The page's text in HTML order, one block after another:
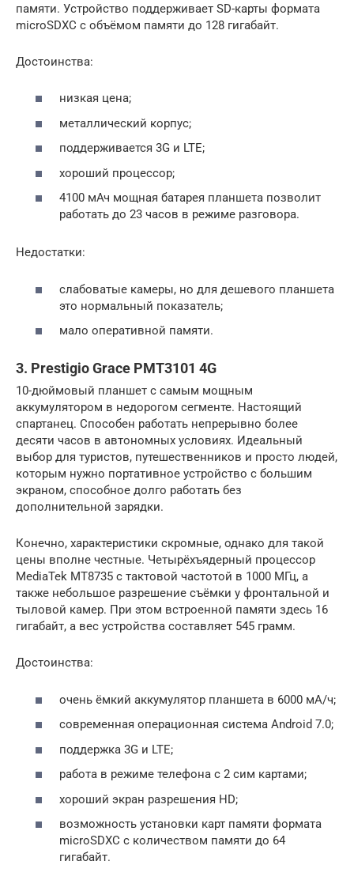
памяти. Устройство поддерживает SD-карты формата
microSDXC с объёмом памяти до 128 гигабайт.
Достоинства:
низкая цена;
металлический корпус;
поддерживается 3G и LTE;
хороший процессор;
4100 мАч мощная батарея планшета позволит
работать до 23 часов в режиме разговора.
Недостатки:
слабоватые камеры, но для дешевого планшета
это нормальный показатель;
мало оперативной памяти.
3. Prestigio Grace PMT3101 4G
10-дюймовый планшет с самым мощным
аккумулятором в недорогом сегменте. Настоящий
спартанец. Способен работать непрерывно более
десяти часов в автономных условиях. Идеальный
выбор для туристов, путешественников и просто людей,
которым нужно портативное устройство с большим
экраном, способное долго работать без
дополнительной зарядки.
Конечно, характеристики скромные, однако для такой
цены вполне честные. Четырёхъядерный процессор
MediaTek MT8735 с тактовой частотой в 1000 МГц, а
также небольшое разрешение съёмки у фронтальной и
тыловой камер. При этом встроенной памяти здесь 16
гигабайт, а вес устройства составляет 545 грамм.
Достоинства:
очень ёмкий аккумулятор планшета в 6000 мА/ч;
современная операционная система Android 7.0;
поддержка 3G и LTE;
работа в режиме телефона с 2 сим картами;
хороший экран разрешения HD;
возможность установки карт памяти формата
microSDXC с количеством памяти до 64
гигабайт.